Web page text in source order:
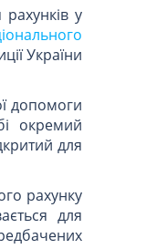
у
України
допомоги
окремий
для
рахунку
для